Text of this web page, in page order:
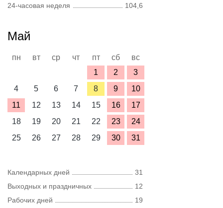
24-часовая неделя
104,6
Май
пн вт ср чт пт сб
вс
1
2
3
4
5 6 7 8 9
10
11
12 13 14 15 16
17
18
19 20 21 22 23
24
25
26 27 28 29 30 31
Календарных дней
31
Выходных и праздничных
12
Рабочих дней
19